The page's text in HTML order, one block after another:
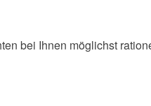
bei Ihnen möglichst